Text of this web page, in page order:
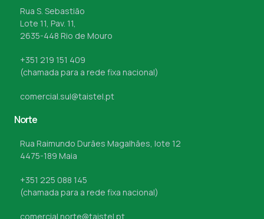
Rua S. Sebastião
Lote 11, Pav. 11,
2635-448 Rio de Mouro
+351 219 151 409
(chamada para a rede fixa nacional)
comercial.sul@taistel.pt
Norte
Rua Raimundo Durães Magalhães, lote 12
4475-189 Maia
+351 225 088 145
(chamada para a rede fixa nacional)
comercial.norte@taistel.pt